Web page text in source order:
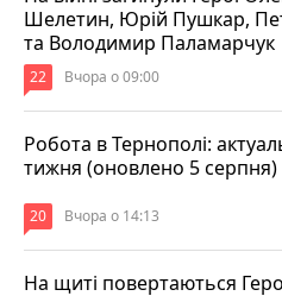
Шелетин, Юрій Пушкар,
та Володимир Паламарчук
22 Вчора о 09:00
Робота в Тернополі:
тижня (оновлено 5 серпня)
20 Вчора о 14:13
На щиті повертаються